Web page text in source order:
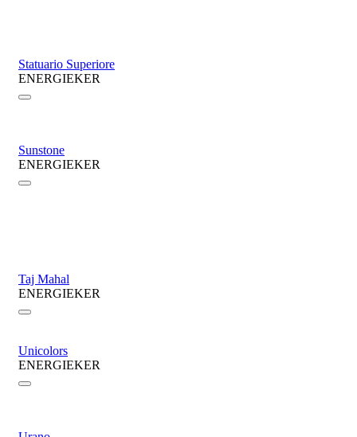
Statuario Superiore
ENERGIEKER
Sunstone
ENERGIEKER
Taj Mahal
ENERGIEKER
Unicolors
ENERGIEKER